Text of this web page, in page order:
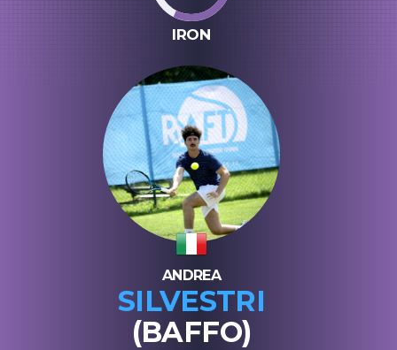
IRON
ANDREA
SILVESTRI
(BAFFO)